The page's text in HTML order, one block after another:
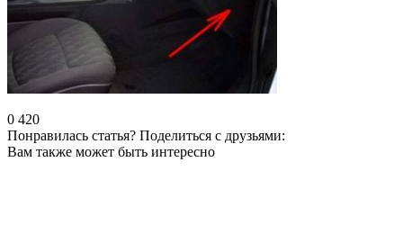
0 420
Понравилась статья? Поделиться с друзьями:
Вам также может быть интересно